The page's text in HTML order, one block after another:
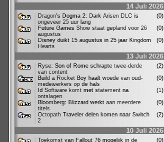
14 Juli 2026
Dragon's Dogma 2: Dark Arisen DLC is
ongeveer 25 uur lang
(0)
Future Games Show staat gepland voor 26
augustus
(0)
Disney duikt 15 augustus in 25 jaar Kingdom
Hearts
(0)
13 Juli 2026
Ryse: Son of Rome schrapte twee-derde
van content
(2)
Build a Rocket Boy haalt woede van oud-
medewerkers op de hals
(0)
Id Software komt met statement na
ontslagen
(1)
Bloomberg: Blizzard werkt aan meerdere
titels
(0)
Octopath Traveler delen komen naar Switch
2
(2)
10 Juli 2026
Toekomst van Fallout 76 mogelijk in de (0)